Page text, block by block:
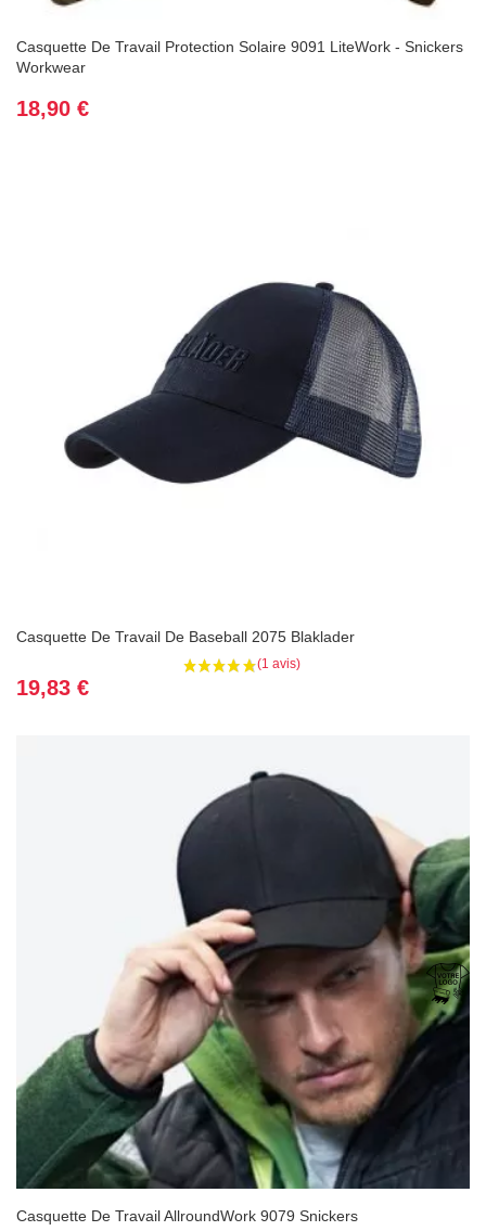
Casquette De Travail Protection Solaire 9091 LiteWork - Snickers
Workwear
Prix
18,90 €
Casquette De Travail De Baseball 2075 Blaklader
Prix
19,83 €
Casquette De Travail AllroundWork 9079 Snickers